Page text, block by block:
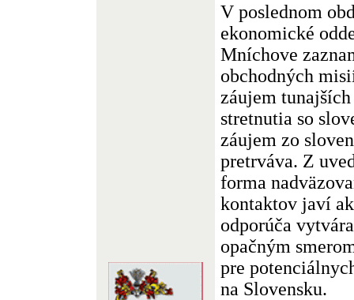
V poslednom
ekonomické
Mníchove
obchodných
záujem
stretnutia so
záujem zo
pretrváva. Z
forma
kontaktov javí
odporúča
opačným
pre
na Slovensku.